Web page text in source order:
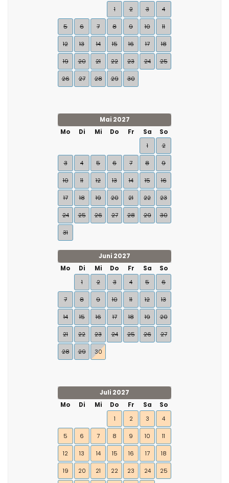
1
2 3 4
5 6 7 8 9 10 11
12 13 14 15 16 17 18
19 20 21 22 23 24 25
26 27 28 29 30
Mai 2027
Mo
Di Mi Do Fr Sa
So
1
2
3 4 5 6 7 8 9
10 11 12 13 14 15 16
17 18 19 20 21 22 23
24 25 26 27 28 29 30
31
Juni 2027
Mo
Di Mi Do Fr Sa
So
1
2 3 4 5 6
7 8 9 10 11 12 13
14 15 16 17 18 19 20
21 22 23 24 25 26 27
28 29 30
Juli 2027
Mo
Di Mi Do Fr Sa
So
1
2 3 4
5 6 7 8 9 10 11
12 13 14 15 16 17 18
19 20 21 22 23 24 25